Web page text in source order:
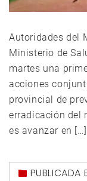
Autoridades del
Ministerio de
martes una
acciones
provincial de
erradicación del
es avanzar en […]
PUBLICADA